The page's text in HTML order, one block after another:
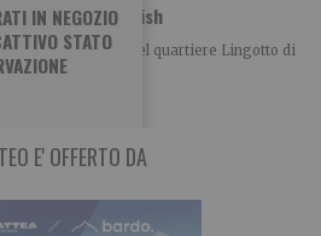
IN NEGOZIO
STATO
33 kg di hashish
nei giorni scorsi nel quartiere Lingotto di
E' OFFERTO DA